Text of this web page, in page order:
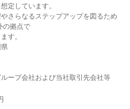
定しています。
さらなるステップアップを図るため
の拠点で
す。
ープ会社および当社取引先会社等